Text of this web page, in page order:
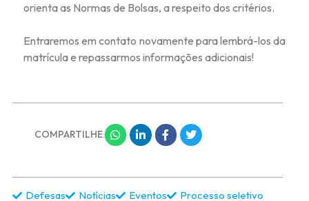
orienta as Normas de Bolsas, a respeito dos critérios.
Entraremos em contato novamente para lembrá-los da
matrícula e repassarmos informações adicionais!
COMPARTILHE:
Defesas Notícias Eventos Processo seletivo